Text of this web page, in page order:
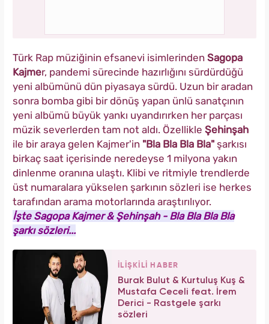
Türk Rap müziğinin efsanevi isimlerinden Sagopa
Kajmer, pandemi sürecinde hazırlığını sürdürdüğü
yeni albümünü dün piyasaya sürdü. Uzun bir aradan
sonra bomba gibi bir dönüş yapan ünlü sanatçının
yeni albümü büyük yankı uyandırırken her parçası
müzik severlerden tam not aldı. Özellikle Şehinşah
ile bir araya gelen Kajmer'in "Bla Bla Bla Bla" şarkısı
birkaç saat içerisinde neredeyse 1 milyona yakın
dinlenme oranına ulaştı. Klibi ve ritmiyle trendlerde
üst numaralara yükselen şarkının sözleri ise herkes
tarafından arama motorlarında araştırılıyor.
İşte Sagopa Kajmer & Şehinşah - Bla Bla Bla Bla
şarkı sözleri...
İLİŞKİLİ HABER
Burak Bulut & Kurtuluş Kuş &
Mustafa Ceceli feat. İrem
Derici - Rastgele şarkı
sözleri